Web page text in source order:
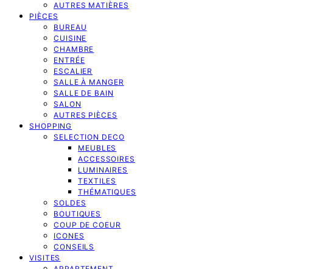
AUTRES MATIÈRES
PIÈCES
BUREAU
CUISINE
CHAMBRE
ENTRÉE
ESCALIER
SALLE À MANGER
SALLE DE BAIN
SALON
AUTRES PIÈCES
SHOPPING
SELECTION DECO
MEUBLES
ACCESSOIRES
LUMINAIRES
TEXTILES
THÉMATIQUES
SOLDES
BOUTIQUES
COUP DE COEUR
ICONES
CONSEILS
VISITES